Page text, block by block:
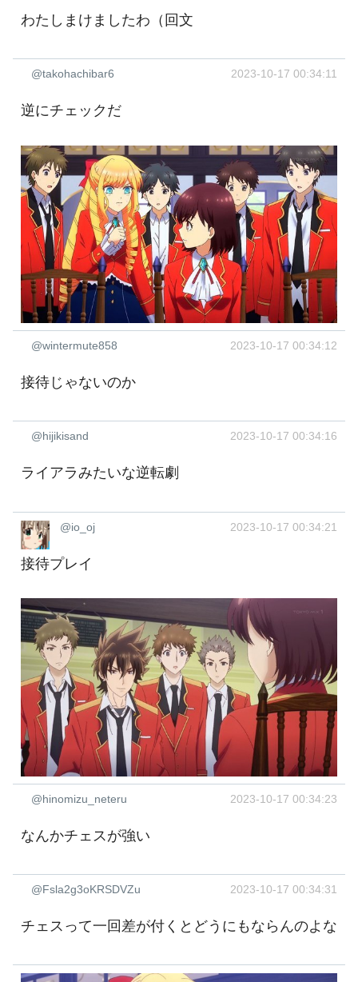
わたしまけましたわ（回文
@takohachibar6 2023-10-17 00:34:11
逆にチェックだ
@wintermute858 2023-10-17 00:34:12
接待じゃないのか
@hijikisand 2023-10-17 00:34:16
ライアラみたいな逆転劇
@io_oj 2023-10-17 00:34:21
接待プレイ
@hinomizu_neteru 2023-10-17 00:34:23
なんかチェスが強い
@Fsla2g3oKRSDVZu 2023-10-17 00:34:31
チェスって一回差が付くとどうにもならんのよな